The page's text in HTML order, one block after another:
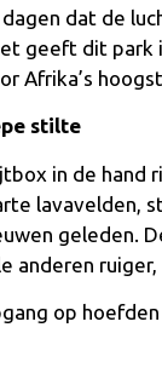
dat de
geeft dit park
Afrika’s
stilte
in de hand
lavavelden,
geleden.
anderen
op